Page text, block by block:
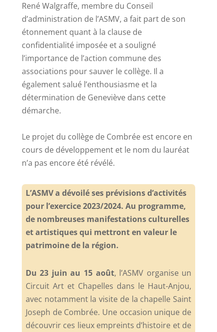
René Walgraffe, membre du Conseil
d’administration de l’ASMV, a fait part de son
étonnement quant à la clause de
confidentialité imposée et a souligné
l’importance de l’action commune des
associations pour sauver le collège. Il a
également salué l’enthousiasme et la
détermination de Geneviève dans cette
démarche.
Le projet du collège de Combrée est encore en
cours de développement et le nom du lauréat
n’a pas encore été révélé.
L’ASMV a dévoilé ses prévisions d’activités
pour l’exercice 2023/2024. Au programme,
de nombreuses manifestations culturelles
et artistiques qui mettront en valeur le
patrimoine de la région.
Du 23 juin au 15 août, l’ASMV organise un
Circuit Art et Chapelles dans le Haut-Anjou,
avec notamment la visite de la chapelle Saint
Joseph de Combrée. Une occasion unique de
découvrir ces lieux empreints d’histoire et de